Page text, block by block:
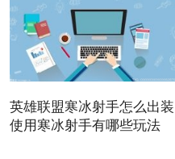
英雄联盟寒冰射手怎么出装
使用寒冰射手有哪些玩法